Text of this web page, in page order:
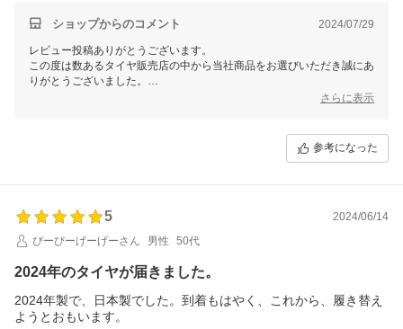
ショップからのコメント 2024/07/29
レビュー投稿ありがとうございます。
この度は数あるタイヤ販売店の中から当社商品をお選びいただき誠にあ
りがとうございました。
今後ともお客様に満足頂けるような対応・サービスをスタッフ一同努め
さらに表示
参考になった
5
2024/06/14
ぴーぴーげーげーさん
男性 50代
2024年のタイヤが届きました。
2024年製で、日本製でした。到着もはやく、これから、履き替え
ようとおもいます。